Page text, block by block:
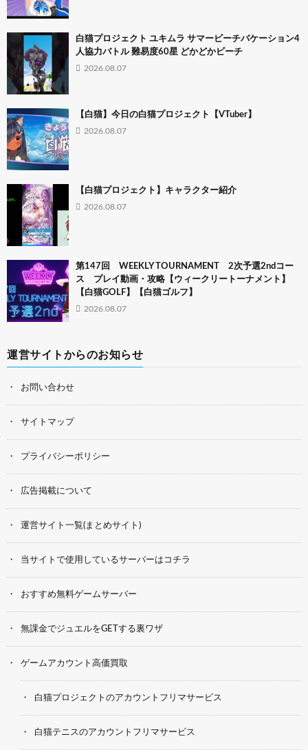
白猫プロジェクト ユキムラ サマービーチバケーション4
人協力バトル 難易度60星 どかどかビーチ
2026.08.07
【白猫】今日の白猫プロジェクト【VTuber】
2026.08.07
【白猫プロジェクト】キャラクター紹介
2026.08.07
第147回 WEEKLY TOURNAMENT 2次予選2ndコー
ス プレイ動画・攻略【ウィークリートーナメント】
【白猫GOLF】【白猫ゴルフ】
2026.08.07
運営サイトからのお知らせ
お問い合わせ
サイトマップ
プライバシーポリシー
広告掲載について
運営サイト一覧(まとめサイト)
当サイトで使用しているサーバーはコチラ
おすすめ無料ゲームサーバー
無課金でジュエルをGETする裏ワザ
ゲームアカウント高価買取
白猫プロジェクトのアカウントフリマサービス
白猫テニスのアカウントフリマサービス